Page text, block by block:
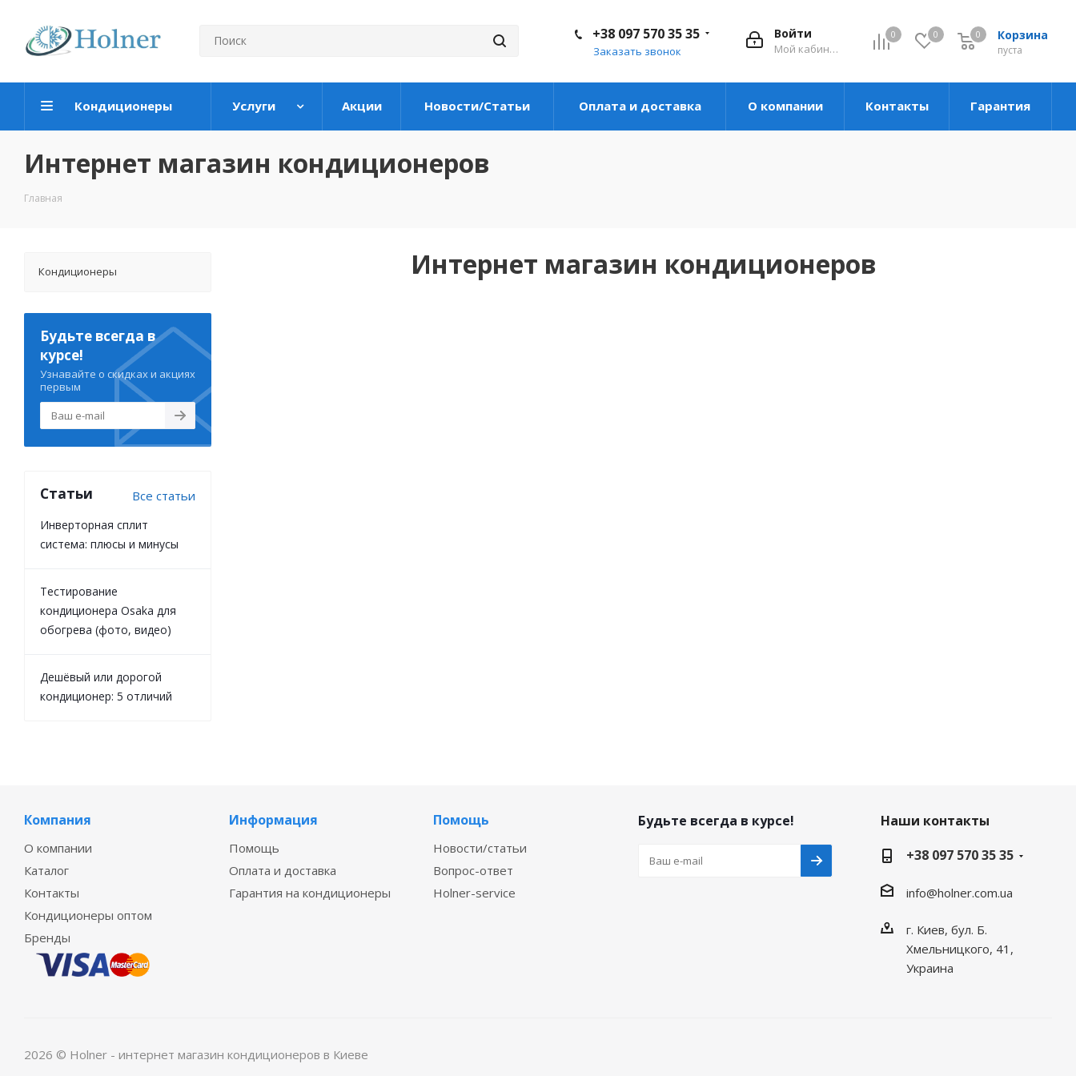
0 0 Корзина
пуста
0
Войти
Мой кабинет
+38 097 570 35 35
Заказать звонок
Кондиционеры Услуги Акции Новости/Статьи Оплата и доставка О компании Контакты Гарантия
Интернет магазин кондиционеров
Главная
Интернет магазин кондиционеров
Кондиционеры
Будьте всегда в
курсе!
Узнавайте о скидках и акциях
первым
Статьи Все статьи
Инверторная сплит
система: плюсы и минусы
Тестирование
кондиционера Osaka для
обогрева (фото, видео)
Дешёвый или дорогой
кондиционер: 5 отличий
Компания
О компании
Каталог
Контакты
Кондиционеры оптом
Бренды
Информация
Помощь
Оплата и доставка
Гарантия на кондиционеры
Помощь
Новости/статьи
Вопрос-ответ
Holner-service
Будьте всегда в курсе!
Наши контакты
+38 097 570 35 35
info@holner.com.ua
г. Киев, бул. Б.
Хмельницкого, 41,
Украина
2026 © Holner - интернет магазин кондиционеров в Киеве